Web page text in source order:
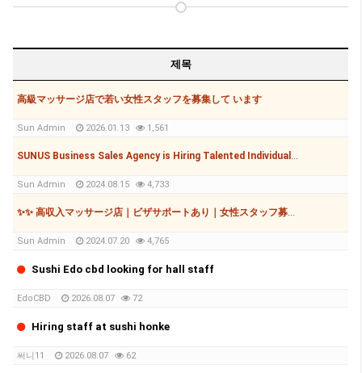
제목
高級マッサージ店で若い女性スタッフを募集して います
Sun Admin 2026.01.13 1,561
SUNUS Business Sales Agency is Hiring Talented Individuals to Grow Together!
Sun Admin 2024.08.15 4,733
✨✨ 高収入マッサージ店｜ビザサポートあり｜女性スタッフ募集✨✨
Sun Admin 2024.07.20 4,765
Sushi Edo cbd looking for hall staff
EdoCBD 2026.08.07 72
Hiring staff at sushi honke
써니11 2026.08.07 62